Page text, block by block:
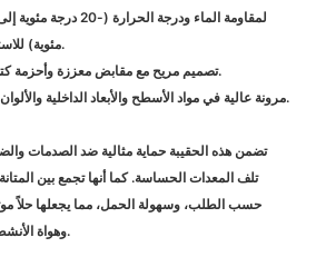
مئوية) للاستخدام في البيئات القاسية.
- تصميم مريح مع مقابض معززة وأحزمة كتف مبطنة لسهولة النقل.
- مرونة عالية في مواد الأسطح والأبعاد الداخلية والألوان لتلبية مواصفات العملاء.
تضمن هذه الحقيبة حماية مثالية ضد الصدمات
تلف المعدات الحساسة. كما أنها تجمع بين
حسب الطلب، وسهولة الحمل، مما يجعلها حلاً
وهواة الأنشطة الخارجية على حد سواء.